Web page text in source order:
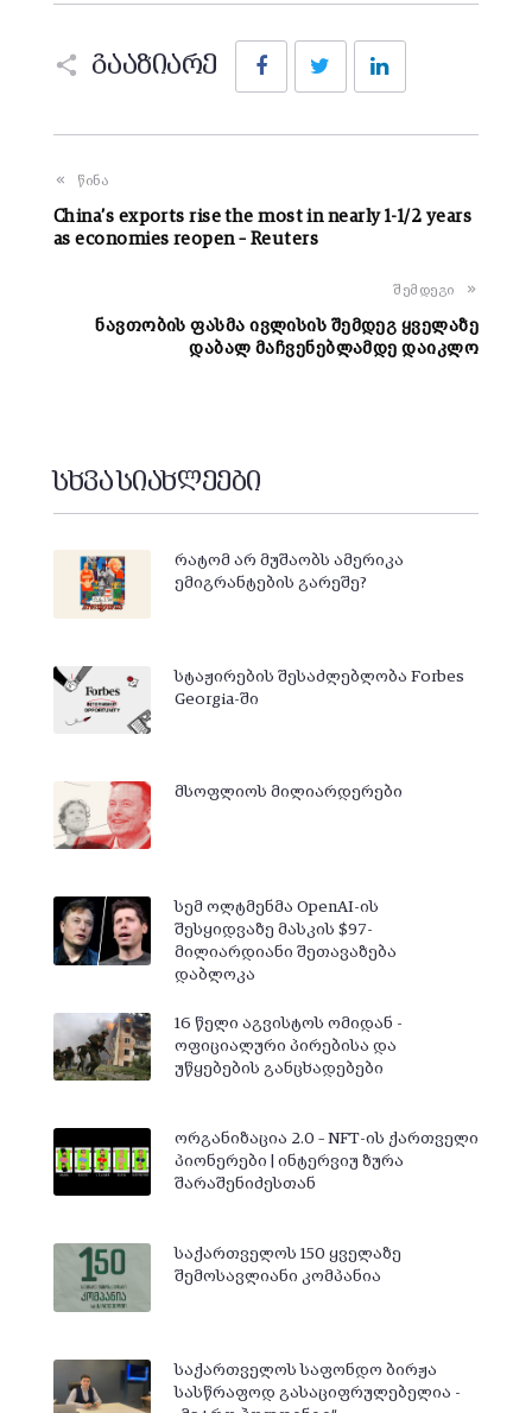
გააზიარე
FacebookTwitter
წინა
China’s exports rise the most in nearly 1-1/2 years
as economies reopen – Reuters
შემდეგი
ნავთობის ფასმა ივლისის შემდეგ ყველაზე
დაბალ მაჩვენებლამდე დაიკლო
სხვა სიახლეები
რატომ არ მუშაობს ამერიკა
ემიგრანტების გარეშე?
სტაჟირების შესაძლებლობა Forbes
Georgia-ში
მსოფლიოს მილიარდერები
სემ ოლტმენმა OpenAI-ის
შესყიდვაზე მასკის $97-
მილიარდიანი შეთავაზება
დაბლოკა
16 წელი აგვისტოს ომიდან -
ოფიციალური პირებისა და
უწყებების განცხადებები
ორგანიზაცია 2.0 – NFT-ის ქართველი
პიონერები | ინტერვიუ ზურა
შარაშენიძესთან
საქართველოს 150 ყველაზე
შემოსავლიანი კომპანია
საქართველოს საფონდო ბირჟა
სასწრაფოდ გასაციფრულებელია -